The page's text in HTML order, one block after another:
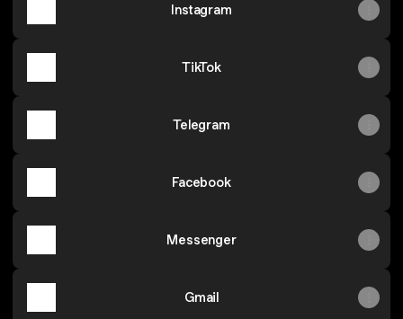
Instagram
TikTok
Telegram
Facebook
Messenger
Gmail